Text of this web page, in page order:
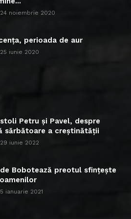
24 noiembrie 2020
perioada de aur
25 iunie 2020
Petru și Pavel, despre
sărbătoare a creștinătății
29 iunie 2022
Bobotează preotul sfințește
5 ianuarie 2021